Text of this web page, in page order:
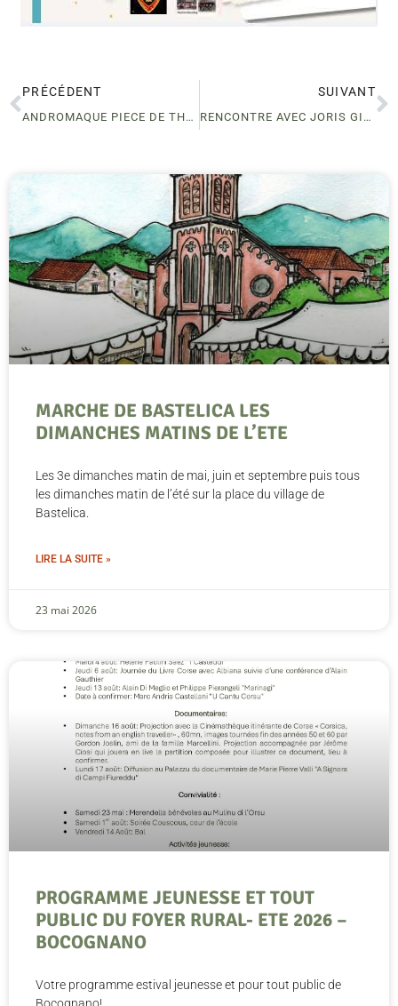
PRÉCÉDENT
ANDROMAQUE PIECE DE THEATRE- BOCOGNANO
SUIVANT
RENCONTRE AVEC JORIS GIOVANNETTI AUTOUR DE SON 1ER ROMAN CEUX QUE LA NUIT CHOISIT- BOCOGNANO
MARCHE DE BASTELICA LES
DIMANCHES MATINS DE L’ETE
Les 3e dimanches matin de mai, juin et septembre puis tous
les dimanches matin de l’été sur la place du village de
Bastelica.
LIRE LA SUITE »
23 mai 2026
PROGRAMME JEUNESSE ET TOUT
PUBLIC DU FOYER RURAL- ETE 2026 –
BOCOGNANO
Votre programme estival jeunesse et pour tout public de